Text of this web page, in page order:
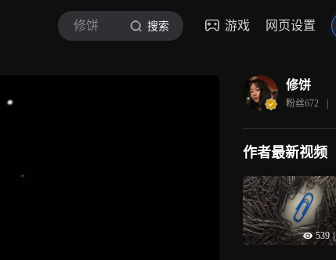
修饼 搜索 游戏 网页设置
修饼
粉丝672 |
作者最新视频
539 |